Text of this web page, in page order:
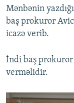
Mənbənin
baş prokuror
icazə verib.
İndi baş
verməlidir.